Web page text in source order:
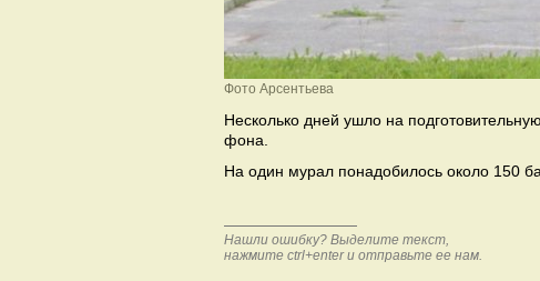
Фото Арсентьева
Несколько дней ушло на
фона.
На один мурал понадобилось около 150
Нашли ошибку? Выделите текст,
нажмите ctrl+enter и отправьте ее нам.